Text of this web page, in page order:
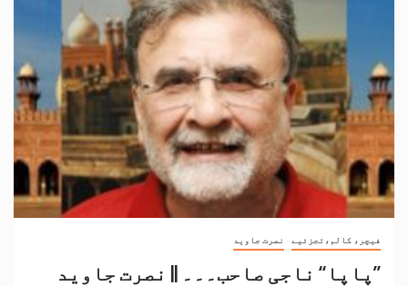
فیچر، کالم،تجزئیے نصرت جاوید
’’پاپا‘‘ ناجی صاحب۔۔۔ || نصرت جاوید